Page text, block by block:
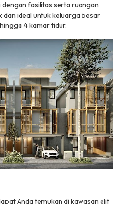
dengan fasilitas serta ruangan
dan ideal untuk keluarga besar
4 kamar tidur.
Anda temukan di kawasan elit